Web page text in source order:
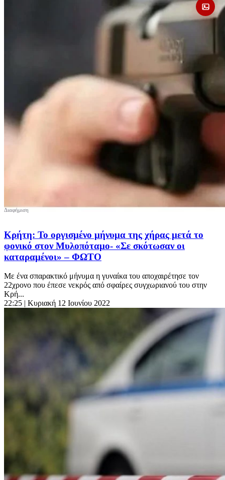
Κρήτη: Το οργισμένο μήνυμα της χήρας μετά το
φονικό στον Μυλοπόταμο- «Σε σκότωσαν οι
καταραμένοι» – ΦΩΤΟ
Με ένα σπαρακτικό μήνυμα η γυναίκα του αποχαιρέτησε τον
22χρονο που έπεσε νεκρός από σφαίρες συγχωριανού του στην
Κρή...
22:25 | Κυριακή 12 Ιουνίου 2022